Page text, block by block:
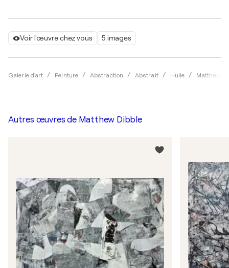
Voir l'œuvre chez vous 5 images
Galerie d'art Peinture Abstraction Abstrait Huile Matthew
Autres œuvres de Matthew Dibble